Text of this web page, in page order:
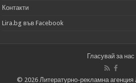
Контакти
Lira.bg във Facebook
Гласувай за нас
© 2026 Литературно-рекламна